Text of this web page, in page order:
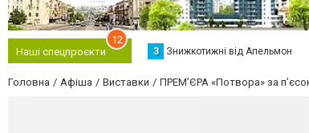
Наші спецпроєкти
12
З Знижкотижні від Апельмон
Головна Афіша Виставки ПРЕМ’ЄРА «Потвора» за